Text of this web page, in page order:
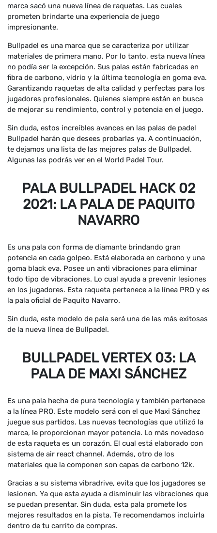
marca sacó una nueva línea de raquetas. Las cuales
prometen brindarte una experiencia de juego
impresionante.
Bullpadel es una marca que se caracteriza por utilizar
materiales de primera mano. Por lo tanto, esta nueva línea
no podía ser la excepción. Sus palas están fabricadas en
fibra de carbono, vidrio y la última tecnología en goma eva.
Garantizando raquetas de alta calidad y perfectas para los
jugadores profesionales. Quienes siempre están en busca
de mejorar su rendimiento, control y potencia en el juego.
Sin duda, estos increíbles avances en las palas de padel
Bullpadel harán que desees probarlas ya. A continuación,
te dejamos una lista de las mejores palas de Bullpadel.
Algunas las podrás ver en el World Padel Tour.
PALA BULLPADEL HACK 02
2021: LA PALA DE PAQUITO
NAVARRO
Es una pala con forma de diamante brindando gran
potencia en cada golpeo. Está elaborada en carbono y una
goma black eva. Posee un anti vibraciones para eliminar
todo tipo de vibraciones. Lo cual ayuda a prevenir lesiones
en los jugadores. Esta raqueta pertenece a la línea PRO y es
la pala oficial de Paquito Navarro.
Sin duda, este modelo de pala será una de las más exitosas
de la nueva línea de Bullpadel.
BULLPADEL VERTEX 03: LA
PALA DE MAXI SÁNCHEZ
Es una pala hecha de pura tecnología y también pertenece
a la línea PRO. Este modelo será con el que Maxi Sánchez
juegue sus partidos. Las nuevas tecnologías que utilizó la
marca, le proporcionan mayor potencia. Lo más novedoso
de esta raqueta es un corazón. El cual está elaborado con
sistema de air react channel. Además, otro de los
materiales que la componen son capas de carbono 12k.
Gracias a su sistema vibradrive, evita que los jugadores se
lesionen. Ya que esta ayuda a disminuir las vibraciones que
se puedan presentar. Sin duda, esta pala promete los
mejores resultados en la pista. Te recomendamos incluirla
dentro de tu carrito de compras.